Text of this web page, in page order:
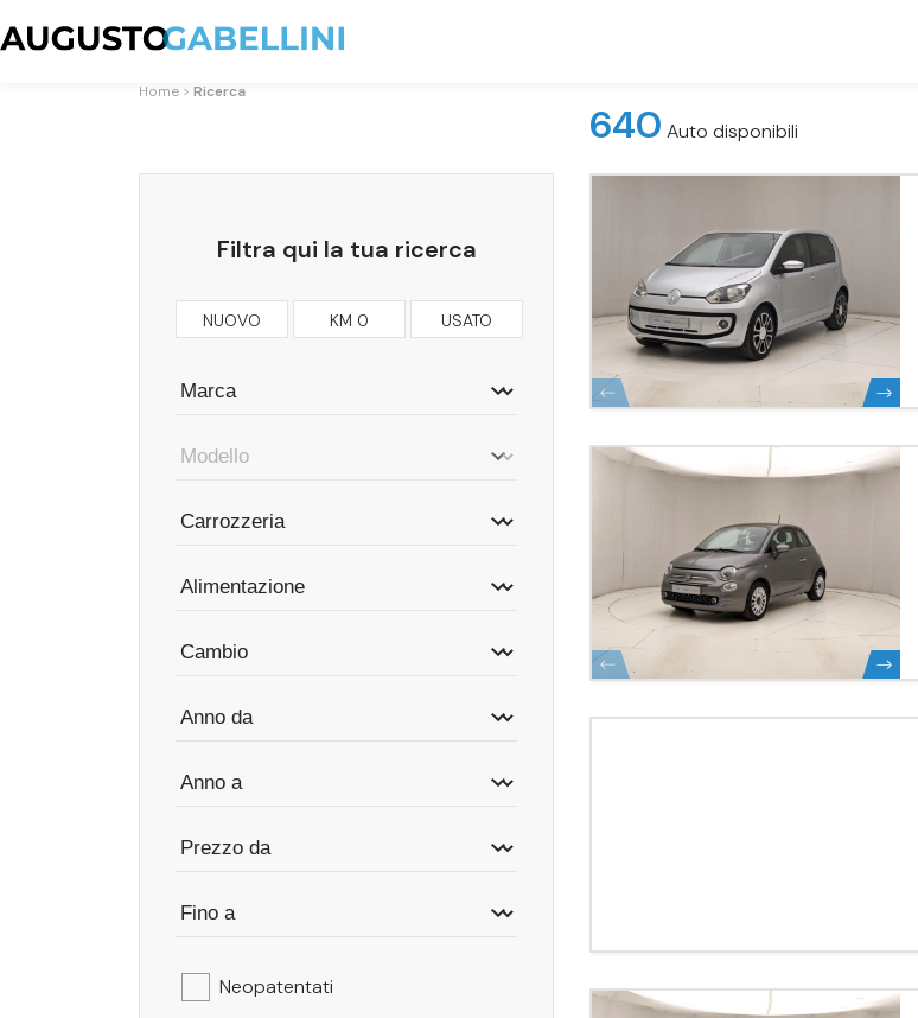
Home Ricerca
640 Auto disponibili
Filtra qui la tua ricerca
NUOVO KM 0 USATO
Neopatentati